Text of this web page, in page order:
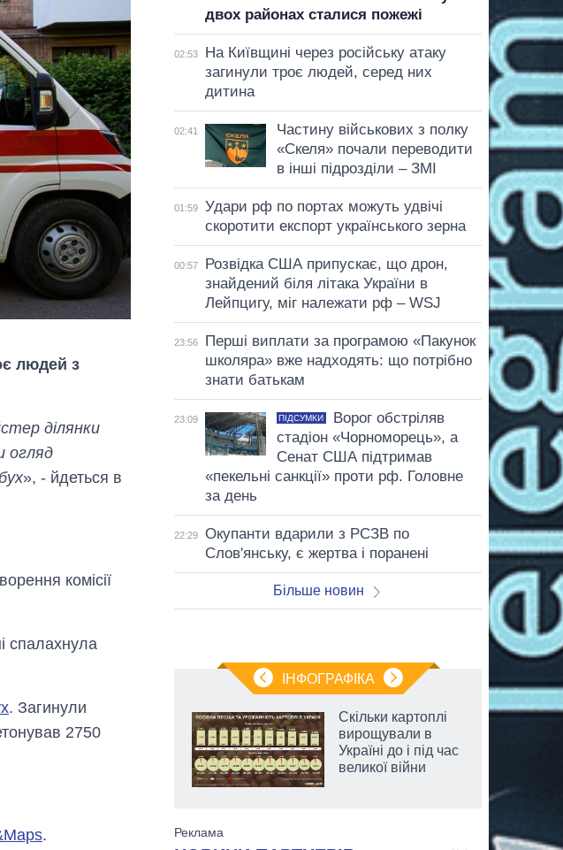
людей з
ділянки
огляд
», - йдеться в
комісії
спалахнула
. Загинули
2750
.
двох районах сталися пожежі
02:53
На Київщині через російську атаку
загинули троє людей, серед них
дитина
02:41
Частину військових з полку
«Скеля» почали переводити
в інші підрозділи – ЗМІ
01:59
Удари рф по портах можуть удвічі
скоротити експорт українського зерна
00:57
Розвідка США припускає, що дрон,
знайдений біля літака України в
Лейпцигу, міг належати рф – WSJ
23:56
Перші виплати за програмою «Пакунок
школяра» вже надходять: що потрібно
знати батькам
23:09 ПІДСУМКИ
Ворог обстріляв
стадіон «Чорноморець», а
Сенат США підтримав
«пекельні санкції» проти рф. Головне
за день
22:29
Окупанти вдарили з РСЗВ по
Слов'янську, є жертва і поранені
Більше новин
ІНФОГРАФІКА
Як змінився
бюджет
Скільки картоплі
вирощували в
Україні до і під час
великої війни